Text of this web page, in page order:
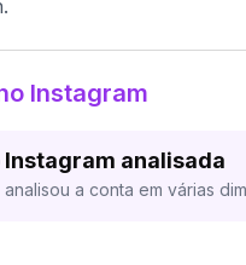
Instagram
analisada
a conta em várias